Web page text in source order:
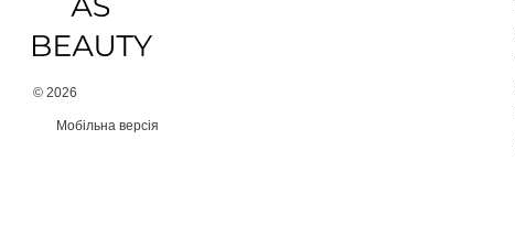
© 2026
Мобільна версія